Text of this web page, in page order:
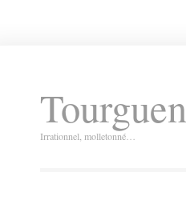
Irrationnel, molletonné…